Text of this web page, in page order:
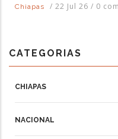
Chiapas
/ 22 Jul 26 / 0
CATEGORIAS
CHIAPAS
NACIONAL